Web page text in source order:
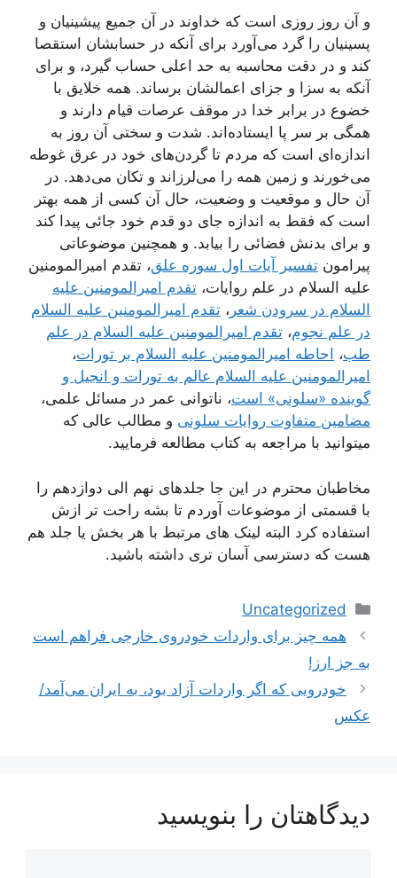
و آن روز روزى است که خداوند در آن جمیع پیشینیان و
پسینیان را گرد مى‌آورد براى آنکه در حسابشان استقصا
کند و در دقت محاسبه به حد اعلى حساب گیرد، و براى
آنکه به سزا و جزاى اعمالشان برساند. همه خلایق با
خضوع در برابر خدا در موقف عرصات قیام دارند و
همگى بر سر پا ایستاده‌اند. شدت و سختى آن روز به
اندازه‌اى است که مردم تا گردن‌هاى خود در عرق غوطه
مى‌خورند و زمین همه را مى‌لرزاند و تکان مى‌دهد. در
آن حال و موقعیت و وضعیت، حال آن کسى از همه بهتر
است که فقط به اندازه جاى دو قدم خود جائى پیدا کند
و براى بدنش فضائى را بیابد. و همچنین موضوعاتی
پیرامون تفسیر آیات اول سوره علق‌، تقدم امیرالمومنین
علیه السلام در علم روایات‌، تقدم امیرالمومنین علیه
السلام در سرودن شعر ، تقدم امیرالمومنین علیه السلام
در علم نجوم‌، تقدم امیرالمومنین علیه السلام در علم
طب‌، احاطه امیرالمومنین علیه السلام بر تورات‌،
امیرالمومنین علیه السلام عالم به تورات و انجیل و
گوینده «سلونى» است، ناتوانى عمر در مسائل علمى‌،
مضامین متفاوت روایات سلونى‌ و مطالب عالی که
میتوانید با مراجعه به کتاب مطالعه فرمایید.
مخاطبان محترم در این جا جلدهای نهم الی دوازدهم را
با قسمتی از موضوعات آوردم تا بشه راحت تر ازش
استفاده کرد البته لینک های مرتبط با هر بخش یا جلد هم
هست که دسترسی آسان تری داشته باشید.
دسته‌ها
Uncategorized
ناوبری
نوشته‌ها
همه چیز برای واردات خودروی خارجی فراهم است
به جز ارز!
خودرویی که اگر واردات آزاد بود، به ایران می‌آمد/
عکس
دیدگاهتان را بنویسید